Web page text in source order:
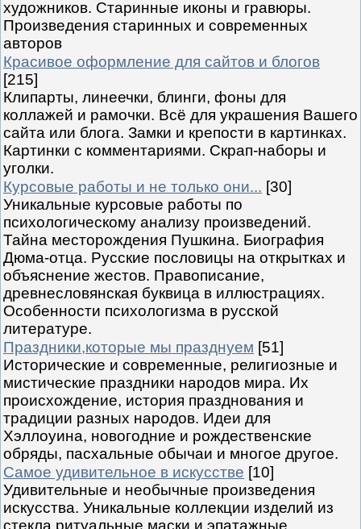
художников. Старинные иконы и гравюры.
Произведения старинных и современных
авторов
Красивое оформление для сайтов и блогов
[215]
Клипарты, линеечки, блинги, фоны для
коллажей и рамочки. Всё для украшения Вашего
сайта или блога. Замки и крепости в картинках.
Картинки с комментариями. Скрап-наборы и
уголки.
Курсовые работы и не только они... [30]
Уникальные курсовые работы по
психологическому анализу произведений.
Тайна месторождения Пушкина. Биография
Дюма-отца. Русские пословицы на открытках и
объяснение жестов. Правописание,
древнесловянская буквица в иллюстрациях.
Особенности психологизма в русской
литературе.
Праздники,которые мы празднуем [51]
Исторические и современные, религиозные и
мистические праздники народов мира. Их
происхождение, история празднования и
традиции разных народов. Идеи для
Хэллоуина, новогодние и рождественские
обряды, пасхальные обычаи и многое другое.
Самое удивительное в искусстве [10]
Удивительные и необычные произведения
искусства. Уникальные коллекции изделий из
стекла,ритуальные маски и эпатажные